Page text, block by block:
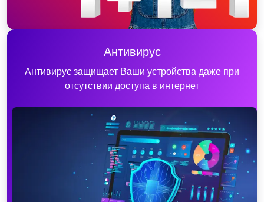
Антивирус
Антивирус защищает Ваши устройства даже при
отсутствии доступа в интернет